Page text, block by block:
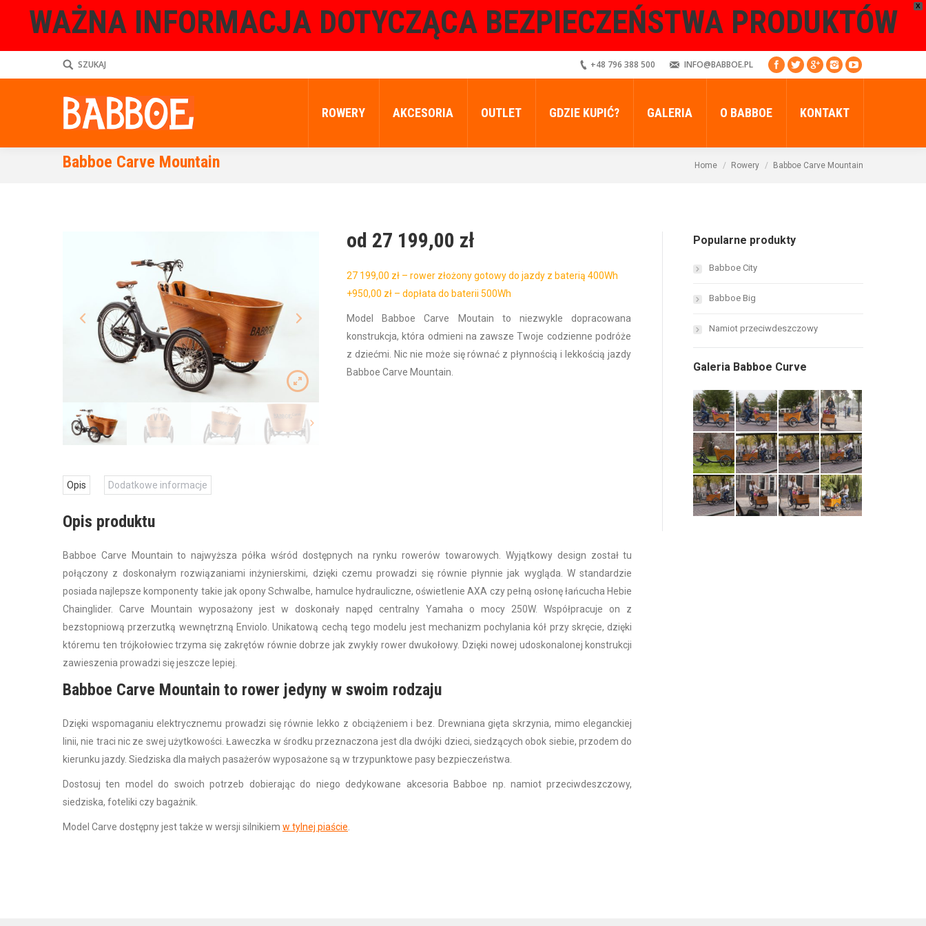
X
WAŻNA INFORMACJA DOTYCZĄCA BEZPIECZEŃSTWA PRODUKTÓW
SZUKAJ +48 796 388 500 INFO@BABBOE.PL
ROWERY AKCESORIA OUTLET GDZIE KUPIĆ? GALERIA O BABBOE KONTAKT
Babboe Carve Mountain Home Rowery Babboe Carve Mountain
od 27 199,00 zł
27 199,00 zł – rower złożony gotowy do jazdy z baterią 400Wh
+950,00 zł – dopłata do baterii 500Wh
Model Babboe Carve Moutain to niezwykle dopracowana
konstrukcja, która odmieni na zawsze Twoje codzienne podróże
z dziećmi. Nic nie może się równać z płynnością i lekkością jazdy
Babboe Carve Mountain.
Opis Dodatkowe informacje
Opis produktu
Babboe Carve Mountain to najwyższa półka wśród dostępnych na rynku rowerów towarowych. Wyjątkowy design został tu
połączony z doskonałym rozwiązaniami inżynierskimi, dzięki czemu prowadzi się równie płynnie jak wygląda. W standardzie
posiada najlepsze komponenty takie jak opony Schwalbe, hamulce hydrauliczne, oświetlenie AXA czy pełną osłonę łańcucha Hebie
Chainglider. Carve Mountain wyposażony jest w doskonały napęd centralny Yamaha o mocy 250W. Współpracuje on z
bezstopniową przerzutką wewnętrzną Enviolo. Unikatową cechą tego modelu jest mechanizm pochylania kół przy skręcie, dzięki
któremu ten trójkołowiec trzyma się zakrętów równie dobrze jak zwykły rower dwukołowy. Dzięki nowej udoskonalonej konstrukcji
zawieszenia prowadzi się jeszcze lepiej.
Babboe Carve Mountain to rower jedyny w swoim rodzaju
Dzięki wspomaganiu elektrycznemu prowadzi się równie lekko z obciążeniem i bez. Drewniana gięta skrzynia, mimo eleganckiej
linii, nie traci nic ze swej użytkowości. Ławeczka w środku przeznaczona jest dla dwójki dzieci, siedzących obok siebie, przodem do
kierunku jazdy. Siedziska dla małych pasażerów wyposażone są w trzypunktowe pasy bezpieczeństwa.
Dostosuj ten model do swoich potrzeb dobierając do niego dedykowane akcesoria Babboe np. namiot przeciwdeszczowy,
siedziska, foteliki czy bagażnik.
Model Carve dostępny jest także w wersji silnikiem w tylnej piaście
Popularne produkty
Babboe City
Babboe Big
Namiot przeciwdeszczowy
Galeria Babboe Curve